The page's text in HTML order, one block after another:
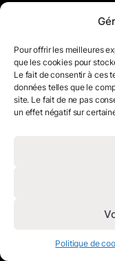
Pour offrir les meilleures
que les cookies pour
Le fait de consentir à ces
données telles que le
site. Le fait de ne pas
un effet négatif sur
Politique de